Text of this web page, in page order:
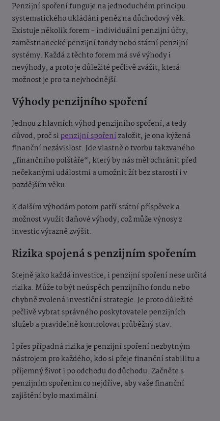
Penzijní spoření funguje na jednoduchém principu
systematického ukládání peněz na důchodový věk.
Existuje několik forem - individuální penzijní účty,
zaměstnanecké penzijní fondy nebo státní penzijní
systémy. Každá z těchto forem má své výhody i
nevýhody, a proto je důležité pečlivě zvážit, která
možnost je pro ta nejvhodnější.
Výhody penzijního spoření
Jednou z hlavních výhod penzijního spoření, a tedy
důvod, proč si penzijní spořenízaložit, je ona kýžená
finanční nezávislost. Jde vlastně o tvorbu takzvaného
„finančního polštáře“, který by nás měl ochránit před
nečekanými událostmi a umožnit žít bez starostí i v
pozdějším věku.
K dalším výhodám potom patří státní příspěvek a
možnost využít daňové výhody, což může výnosy z
investic výrazně zvýšit.
Rizika spojená s penzijním spořením
Stejně jako každá investice, i penzijní spoření nese určitá
rizika. Může to být neúspěch penzijního fondu nebo
chybně zvolená investiční strategie. Je proto důležité
pečlivě vybrat správného poskytovatele penzijních
služeb a pravidelně kontrolovat průběžný stav.
I přes případná rizika je penzijní spoření nezbytným
nástrojem pro každého, kdo si přeje finanční stabilitu a
příjemný život i po odchodu do důchodu. Začněte s
penzijním spořením co nejdříve, aby vaše finanční
zajištění bylo maximální.